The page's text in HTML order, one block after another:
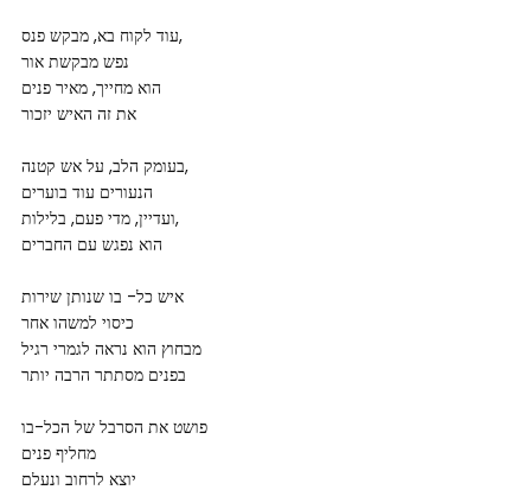
עוד לקוח בא, מבקש פנס,
נפש מבקשת אור
הוא מחייך, מאיר פנים
את זה האיש יזכור
בעומק הלב, על אש קטנה,
הנעורים עוד בוערים
ועדיין, מדי פעם, בלילות,
הוא נפגש עם החברים
איש כל- בו שנותן שירות
כיסוי למשהו אחר
מבחוץ הוא נראה לגמרי רגיל
בפנים מסתתר הרבה יותר
פושט את הסרבל של הכל-בו
מחליף פנים
יוצא לרחוב ונעלם